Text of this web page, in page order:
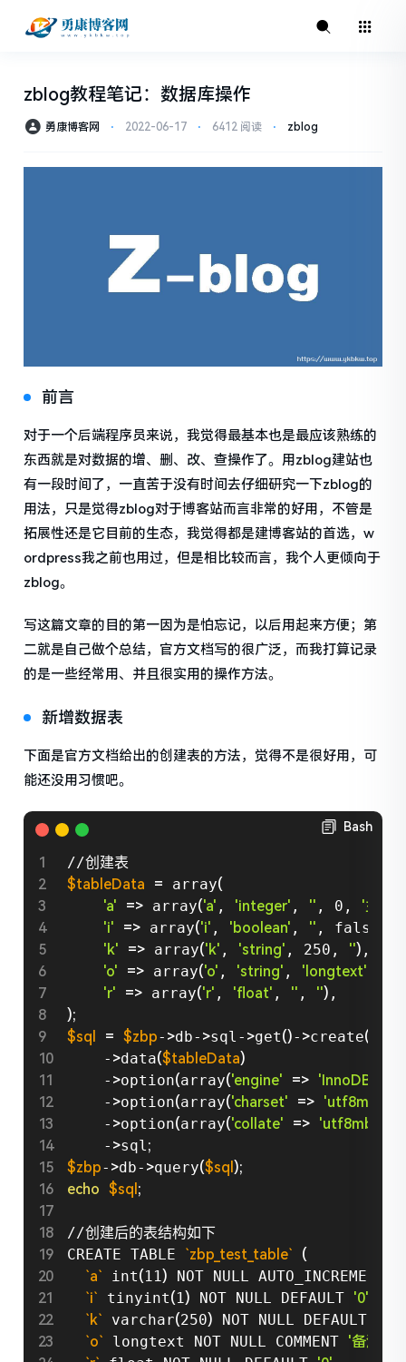
zblog教程笔记：数据库操作
勇康博客网 ⋅ 2022-06-17 ⋅ 6412 阅读 ⋅ zblog
前言
对于一个后端程序员来说，我觉得最基本也是最应该熟练的
东西就是对数据的增、删、改、查操作了。用zblog建站也
有一段时间了，一直苦于没有时间去仔细研究一下zblog的
用法，只是觉得zblog对于博客站而言非常的好用，不管是
拓展性还是它目前的生态，我觉得都是建博客站的首选，w
ordpress我之前也用过，但是相比较而言，我个人更倾向于
zblog。
写这篇文章的目的第一因为是怕忘记，以后用起来方便；第
二就是自己做个总结，官方文档写的很广泛，而我打算记录
的是一些经常用、并且很实用的操作方法。
新增数据表
下面是官方文档给出的创建表的方法，觉得不是很好用，可
能还没用习惯吧。
Bash
$tableData
= array(
'a'
=> array('a' , 'integer' , '' , 0, '主ID'
'i'
=> array('i' , 'boolean' , '' , false
'k'
=> array('k' , 'string' , 250, '') ,
'o'
=> array('o' , 'string' , 'longtext'
'r'
=> array('r' , 'float' , '' , '')
);
$sql
= $zbp- >db- >sql- >get()- >create(
    -
>data($tableData)
    -
>option(array('engine' => 'InnoDB'
    -
>option(array('charset' => 'utf8mb4'
    -
>option(array('collate' =>
    -
>sql ;
$zbp- >db- >query($sql );
echo $sql ;
//创建后的表结构如下
CREATE TABLE `zbp_test_table`
(
`a` int(11 ) NOT NULL AUTO_INCREMENT
`i` tinyint(1 ) NOT NULL DEFAULT '0'
`k` varchar(250) NOT NULL DEFAULT
`o` longtext NOT NULL COMMENT '备注为